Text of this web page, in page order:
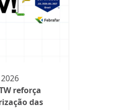
reforça
das